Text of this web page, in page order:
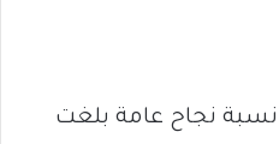
نجاح عامة بلغت